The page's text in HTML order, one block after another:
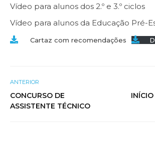
Vídeo para alunos dos 2.º e 3.º ciclos
Vídeo para alunos da Educação Pré-
Cartaz com recomendações
ANTERIOR
CONCURSO DE
ASSISTENTE TÉCNICO